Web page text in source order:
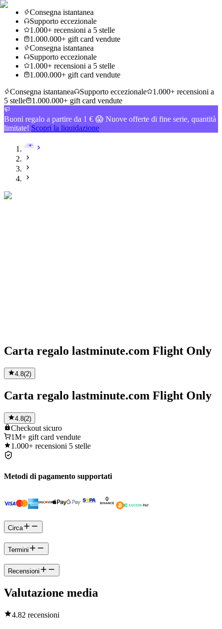
Consegna istantanea
Supporto eccezionale
1.000+ recensioni a 5 stelle
1.000.000+ gift card vendute
Consegna istantanea
Supporto eccezionale
1.000+ recensioni a 5 stelle
1.000.000+ gift card vendute
Consegna istantanea
Supporto eccezionale
1.000+ recensioni a
5 stelle
1.000.000+ gift card vendute
Buoni regalo a partire da 1 € 😱 Nuove offerte di fine serie, quantità
limitate! Scopri la liquidazione
Carta regalo lastminute.com Flight Only
4.8(2)
Carta regalo lastminute.com Flight Only
4.8(2)
Checkout sicuro
1M+ gift card vendute
1.000+ recensioni 5 stelle
Metodi di pagamento supportati
Circa
Termini
Recensioni
Valutazione media
4.82 recensioni